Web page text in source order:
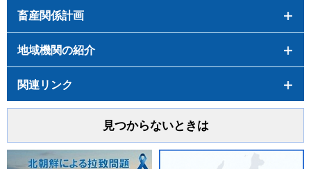
畜産関係計画
地域機関の紹介
関連リンク
見つからないときは